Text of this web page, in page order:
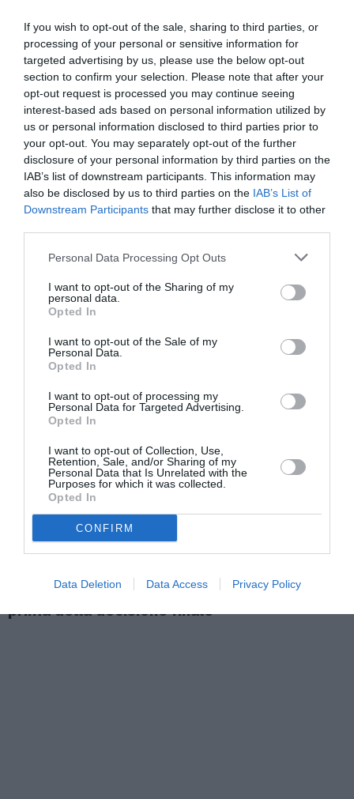
If you wish to opt-out of the sale, sharing to third parties, or
processing of your personal or sensitive information for
targeted advertising by us, please use the below opt-out
section to confirm your selection. Please note that after your
opt-out request is processed you may continue seeing
interest-based ads based on personal information utilized by
us or personal information disclosed to third parties prior to
your opt-out. You may separately opt-out of the further
disclosure of your personal information by third parties on the
IAB’s list of downstream participants. This information may
also be disclosed by us to third parties on the IAB’s List of
Downstream Participants that may further disclose it to other
Personal Data Processing Opt Outs
I want to opt-out of the Sharing of my
personal data.
Opted In
I want to opt-out of the Sale of my
Personal Data.
Opted In
I want to opt-out of processing my
Personal Data for Targeted Advertising.
Opted In
I want to opt-out of Collection, Use,
Retention, Sale, and/or Sharing of my
Personal Data that Is Unrelated with the
Purposes for which it was collected.
Opted In
CONFIRM
Data Deletion Data Access Privacy Policy
vittime
Migranti. Ceuta, nuovo allarme per il 15
agosto: sui social circolano appelli a un
Richiedenti asilo, l’integrazione deve iniziare
prima della decisione finale